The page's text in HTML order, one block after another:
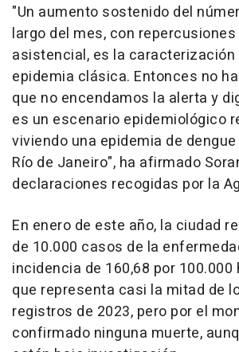
"Un aumento sostenido del
largo del mes, con repercusiones
asistencial, es la caracterización
epidemia clásica. Entonces no
que no encendamos la alerta y
es un escenario epidemiológico
viviendo una epidemia de
Río de Janeiro", ha afirmado
declaraciones recogidas por la
En enero de este año, la ciudad
de 10.000 casos de la
incidencia de 160,68 por
que representa casi la mitad de
registros de 2023, pero por el
confirmado ninguna muerte,